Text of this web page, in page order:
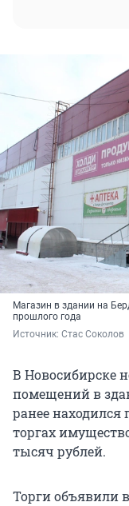
Магазин в здании на
прошлого года
Источник: Стас Соколов
В Новосибирске
помещений в
ранее
торгах
тысяч рублей.
Торги объявили